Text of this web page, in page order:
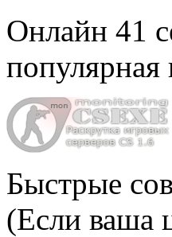
Онлайн 41
популярная
Быстрые
(Если ваша